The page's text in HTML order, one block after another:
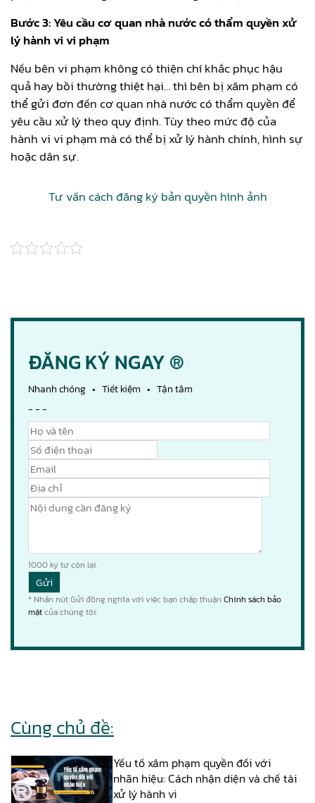
Bước 3: Yêu cầu cơ quan nhà nước có thẩm quyền xử
lý hành vi vi phạm
Nếu bên vi phạm không có thiện chí khắc phục hậu
quả hay bồi thường thiệt hại… thì bên bị xâm phạm có
thể gửi đơn đến cơ quan nhà nước có thẩm quyền để
yêu cầu xử lý theo quy định. Tùy theo mức độ của
hành vi vi phạm mà có thể bị xử lý hành chính, hình sự
hoặc dân sự.
Tư vấn cách đăng ký bản quyền hình ảnh
ĐĂNG KÝ NGAY ®
Nhanh chóng • Tiết kiệm • Tận tâm
- - -
1000 ký tự còn lại.
* Nhấn nút Gửi đồng nghĩa với việc bạn chấp thuận Chính sách bảo
mậtcủa chúng tôi.
Cùng chủ đề:
Yếu tố xâm phạm quyền đối với
nhãn hiệu: Cách nhận diện và chế tài
xử lý hành vi